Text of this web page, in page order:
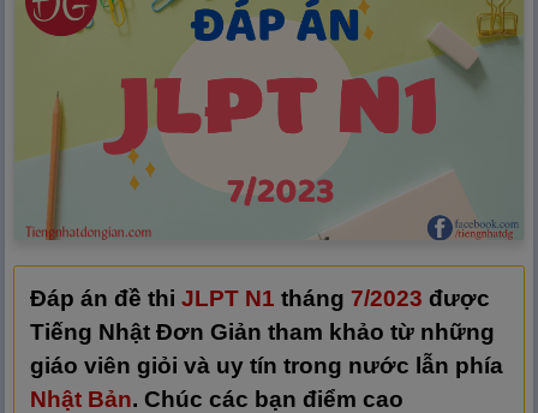
Đáp án đề thi JLPT N1 tháng 7/2023 được
Tiếng Nhật Đơn Giản tham khảo từ những
giáo viên giỏi và uy tín trong nước lẫn phía
Nhật Bản. Chúc các bạn điểm cao